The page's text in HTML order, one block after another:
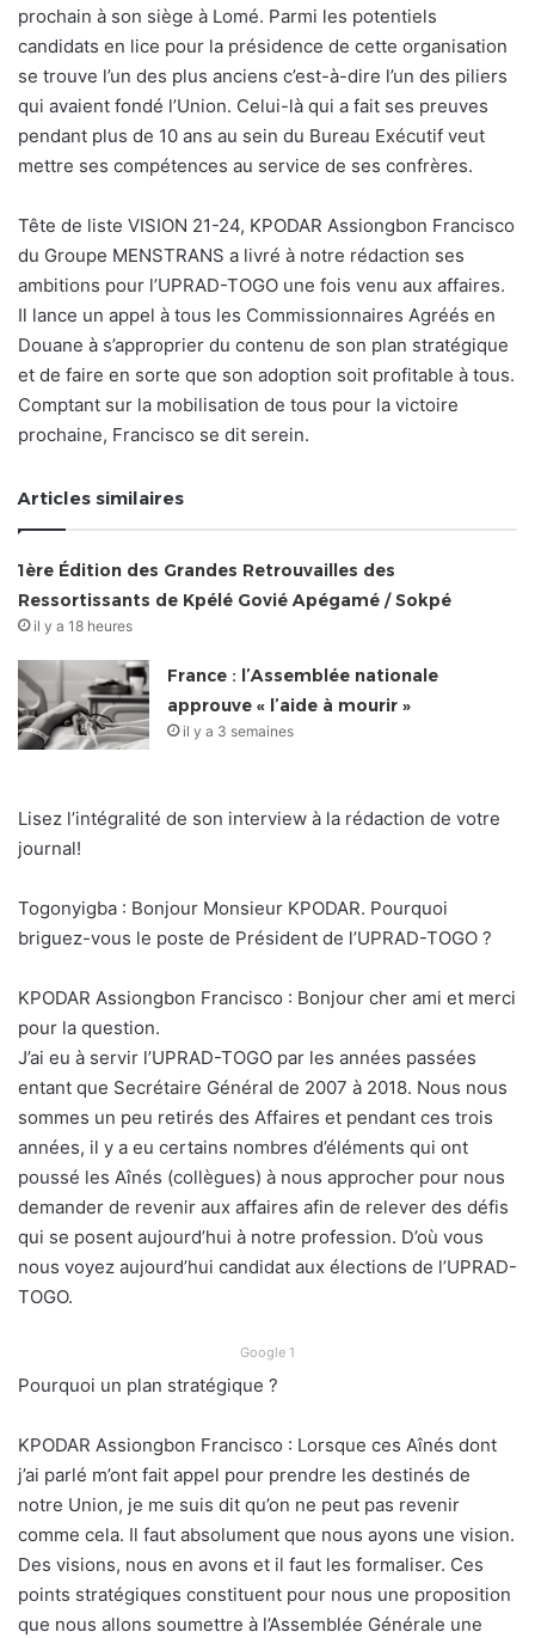
prochain à son siège à Lomé. Parmi les potentiels
candidats en lice pour la présidence de cette organisation
se trouve l’un des plus anciens c’est-à-dire l’un des piliers
qui avaient fondé l’Union. Celui-là qui a fait ses preuves
pendant plus de 10 ans au sein du Bureau Exécutif veut
mettre ses compétences au service de ses confrères.
Tête de liste VISION 21-24, KPODAR Assiongbon Francisco
du Groupe MENSTRANS a livré à notre rédaction ses
ambitions pour l’UPRAD-TOGO une fois venu aux affaires.
Il lance un appel à tous les Commissionnaires Agréés en
Douane à s’approprier du contenu de son plan stratégique
et de faire en sorte que son adoption soit profitable à tous.
Comptant sur la mobilisation de tous pour la victoire
prochaine, Francisco se dit serein.
Articles similaires
1ère Édition des Grandes Retrouvailles des
Ressortissants de Kpélé Govié Apégamé / Sokpé
il y a 18 heures
France : l’Assemblée nationale
approuve « l’aide à mourir »
il y a 3 semaines
Lisez l’intégralité de son interview à la rédaction de votre
journal!
Togonyigba : Bonjour Monsieur KPODAR. Pourquoi
briguez-vous le poste de Président de l’UPRAD-TOGO ?
KPODAR Assiongbon Francisco : Bonjour cher ami et merci
pour la question.
J’ai eu à servir l’UPRAD-TOGO par les années passées
entant que Secrétaire Général de 2007 à 2018. Nous nous
sommes un peu retirés des Affaires et pendant ces trois
années, il y a eu certains nombres d’éléments qui ont
poussé les Aînés (collègues) à nous approcher pour nous
demander de revenir aux affaires afin de relever des défis
qui se posent aujourd’hui à notre profession. D’où vous
nous voyez aujourd’hui candidat aux élections de l’UPRAD-
TOGO.
Google 1
Pourquoi un plan stratégique ?
KPODAR Assiongbon Francisco : Lorsque ces Aînés dont
j’ai parlé m’ont fait appel pour prendre les destinés de
notre Union, je me suis dit qu’on ne peut pas revenir
comme cela. Il faut absolument que nous ayons une vision.
Des visions, nous en avons et il faut les formaliser. Ces
points stratégiques constituent pour nous une proposition
que nous allons soumettre à l’Assemblée Générale une